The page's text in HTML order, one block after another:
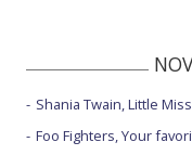
Shania Twain, Little
Foo Fighters, Your